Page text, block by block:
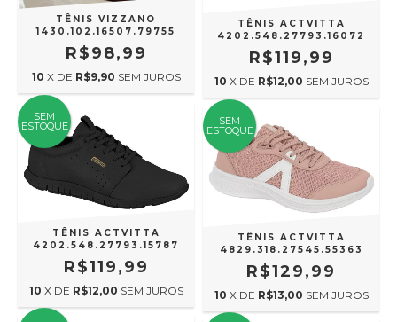
TÊNIS VIZZANO
1430.102.16507.79755
R$98,99
10 X DE R$9,90 SEM JUROS
TÊNIS ACTVITTA
4202.548.27793.16072
R$119,99
10 X DE R$12,00 SEM JUROS
SEM
ESTOQUE
TÊNIS ACTVITTA
4202.548.27793.15787
R$119,99
10 X DE R$12,00 SEM JUROS
SEM
ESTOQUE
TÊNIS ACTVITTA
4829.318.27545.55363
R$129,99
10 X DE R$13,00 SEM JUROS